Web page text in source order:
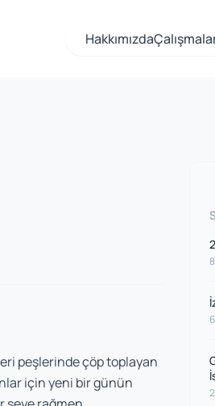
Hakkımızda
peşlerinde çöp toplayan
için yeni bir günün